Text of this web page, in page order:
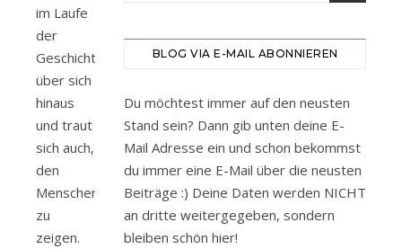
im Laufe
der
Geschichte
über sich
hinaus
und traut
sich auch,
den
Menschen
zu
zeigen.
BLOG VIA E-MAIL ABONNIEREN
Du möchtest immer auf den neusten
Stand sein? Dann gib unten deine E-
Mail Adresse ein und schon bekommst
du immer eine E-Mail über die neusten
Beiträge :) Deine Daten werden NICHT
an dritte weitergegeben, sondern
bleiben schön hier!